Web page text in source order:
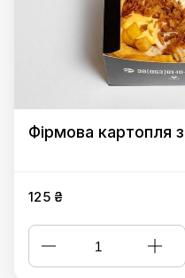
Фірмова картопля
125 ₴